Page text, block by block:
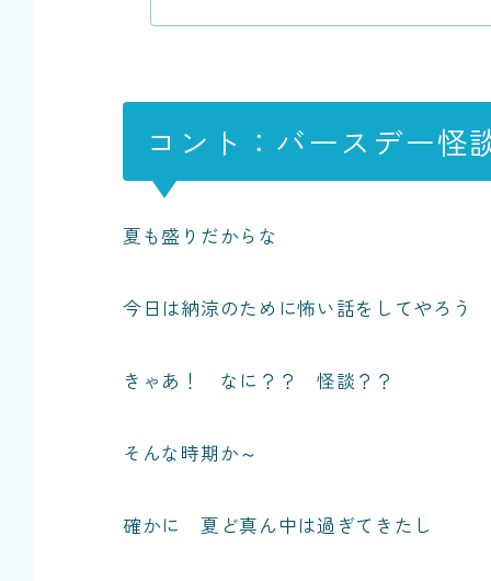
コント：バースデー怪
夏も盛りだからな
今日は納涼のために怖い話をしてやろう
きゃあ！ なに？？ 怪談？？
そんな時期か～
確かに 夏ど真ん中は過ぎてきたし